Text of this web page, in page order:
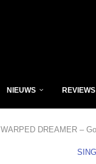
NIEUWS REVIEWS
WARPED DREAMER –